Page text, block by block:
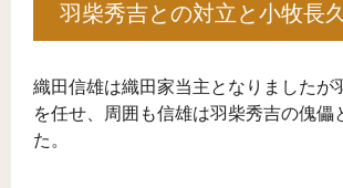
羽柴秀吉との対立と小牧長
織田信雄は織田家当主となりましたが
を任せ、周囲も信雄は羽柴秀吉の傀儡
た。